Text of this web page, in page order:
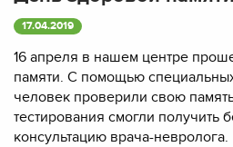
17.04.2019
16 апреля в нашем центре
памяти. С помощью
человек проверили свою
тестирования смогли получить
консультацию врача-невролога.